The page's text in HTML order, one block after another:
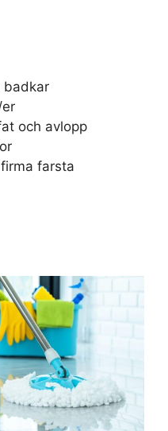
badkar
och avlopp
farsta